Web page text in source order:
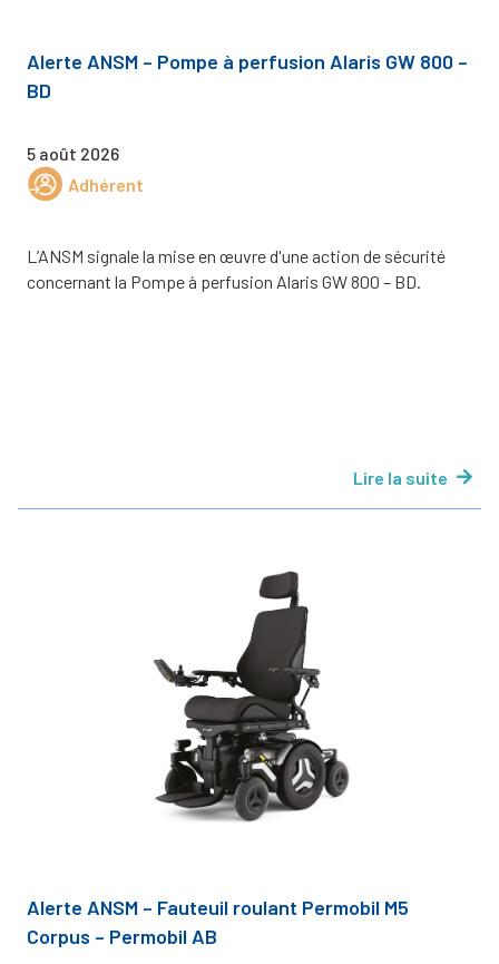
Alerte ANSM – Pompe à perfusion Alaris GW 800 –
BD
5 août 2026
Adhérent
L’ANSM signale la mise en œuvre d'une action de sécurité
concernant la Pompe à perfusion Alaris GW 800 – BD.
Lire la suite
Alerte ANSM – Fauteuil roulant Permobil M5
Corpus – Permobil AB